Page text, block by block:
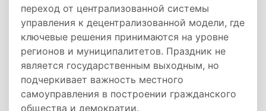
переход от централизованной системы
управления к децентрализованной модели, где
ключевые решения принимаются на уровне
регионов и муниципалитетов. Праздник не
является государственным выходным, но
подчеркивает важность местного
самоуправления в построении гражданского
общества и демократии.